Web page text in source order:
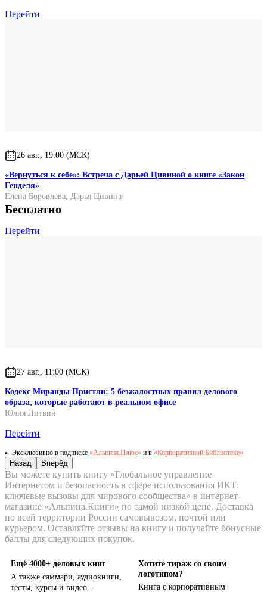
Перейти
26 авг., 19:00 (МСК)
«Вернуться к себе»: Встреча с Дарьей Цивиной о книге «Закон
Генделя»
Елена Боровлева, Дарья Цивина
Бесплатно
Перейти
27 авг., 11:00 (МСК)
Кодекс Миранды Пристли: 5 безжалостных правил делового
образа, которые работают в реальном офисе
Юлия Литвин
Перейти
Эксклюзивно в подписке «Альпина.Плюс» и в «Корпоративной Библиотеке»
Назад Вперёд
Вы можете купить книгу «Глобальное управление
Интернетом и безопасность в сфере использования ИКТ:
ключевые вызовы для мирового сообщества» в интернет-
магазине «Альпина.Книги» по самой низкой цене. Доставка
по всей территории России самовывозом, почтой или
курьером. Оставляйте отзывы на книгу и получайте бонусные
баллы для следующих покупок.
Ещё 4000+ деловых книг
А также саммари, аудиокниги,
тесты, курсы и видео –
Хотите тираж со своим
логотипом?
Книга с корпоративным